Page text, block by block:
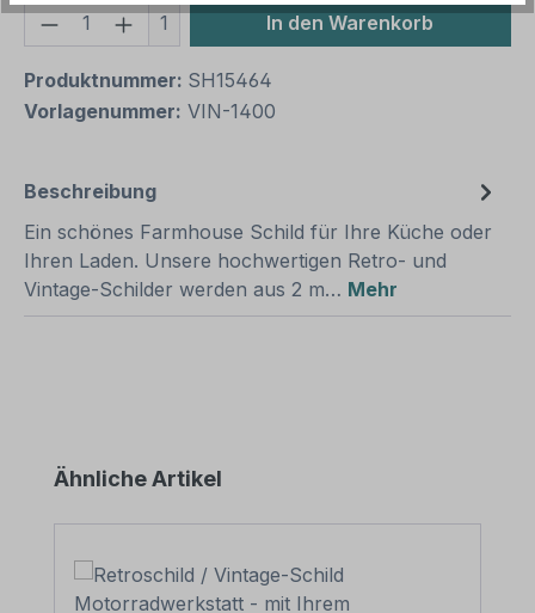
Produkt Anzahl: Gib den gewünschten
1 In den Warenkorb
Produktnummer: SH15464
Vorlagenummer: VIN-1400
Beschreibung
Ein schönes Farmhouse Schild für Ihre Küche oder
Ihren Laden. Unsere hochwertigen Retro- und
Vintage-Schilder werden aus 2 m… Mehr
Produktgalerie überspringen
Ähnliche Artikel